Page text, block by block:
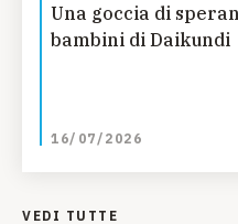
Una goccia di
bambini di Daikundi
16/07/2026
VEDI TUTTE